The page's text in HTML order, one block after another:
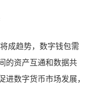
成趋势，数字钱包需
的资产互通和数据共
进数字货币市场发展，